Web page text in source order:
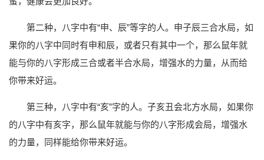
第二种，八字中有“申、辰”等字的人。申子辰三合水局，如
果你的八字中同时有申和辰，或者只有其中一个，那么鼠年就
能与你的八字形成三合或者半合水局，增强水的力量，从而给
你带来好运。
第三种，八字中有“亥”字的人。子亥丑会北方水局，如果你
的八字中有亥字，那么鼠年就能与你的八字形成会局，增强水
的力量，同样能给你带来好运。